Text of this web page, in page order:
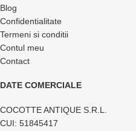
Blog
Confidentialitate
Termeni si conditii
Contul meu
Contact
DATE COMERCIALE
COCOTTE ANTIQUE S.R.L.
CUI: 51845417